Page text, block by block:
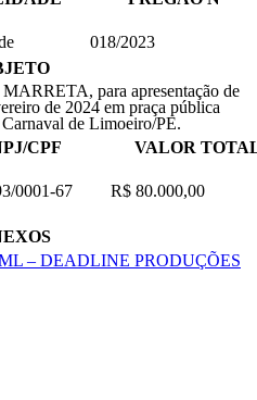
018/2023
para apresentação de
de 2024 em praça pública
de Limoeiro/PE.
CPF
VALOR
0001-67 R$ 80.000,00
– DEADLINE PRODUÇÕES